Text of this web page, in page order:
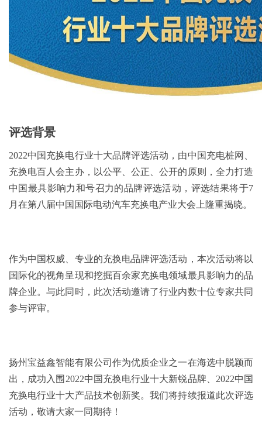
评选背景
2022中国充换电行业十大品牌评选活动，由中国充电桩网、
充换电百人会主办，以公平、公正、公开的原则，全力打造
中国最具影响力和号召力的品牌评选活动，评选结果将于7
月在第八届中国国际电动汽车充换电产业大会上隆重揭晓。
作为中国权威、专业的充换电品牌评选活动，本次活动将以
国际化的视角呈现和挖掘百余家充换电领域最具影响力的品
牌企业。与此同时，此次活动邀请了行业内数十位专家共同
参与评审。
扬州宝益鑫智能有限公司作为优质企业之一在海选中脱颖而
出，成功入围2022中国充换电行业十大新锐品牌、2022中国
充换电行业十大产品技术创新奖。我们将持续报道此次评选
活动，敬请大家一同期待！